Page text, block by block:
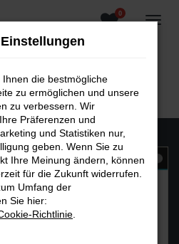
0
die bestmögliche
zu ermöglichen und unsere
zu verbessern. Wir
Präferenzen und
und Statistiken nur,
geben. Wenn Sie zu
Ihre Meinung ändern, können
für die Zukunft widerrufen.
Umfang der
Sie hier:
Richtlinie